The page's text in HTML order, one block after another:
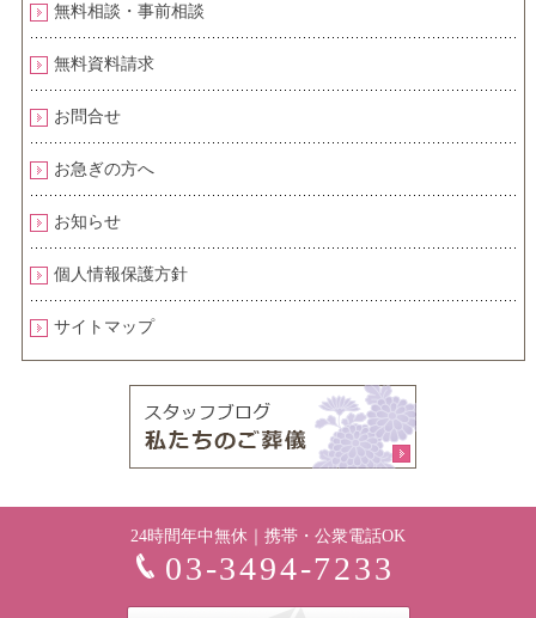
無料相談・事前相談
無料資料請求
お問合せ
お急ぎの方へ
お知らせ
個人情報保護方針
サイトマップ
24時間年中無休｜携帯・公衆電話OK
03-3494-7233